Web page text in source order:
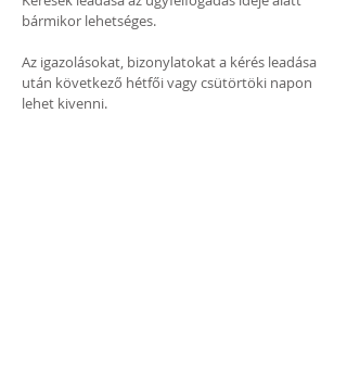
bármikor lehetséges.
Az igazolásokat, bizonylatokat a kérés leadása
után következő hétfői vagy csütörtöki napon
lehet kivenni.